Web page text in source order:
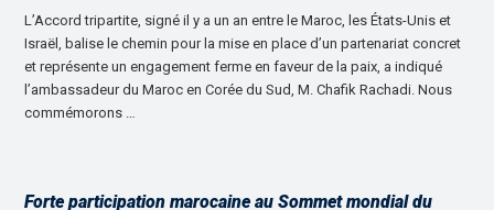
L’Accord tripartite, signé il y a un an entre le Maroc, les États-Unis et
Israël, balise le chemin pour la mise en place d’un partenariat concret
et représente un engagement ferme en faveur de la paix, a indiqué
l’ambassadeur du Maroc en Corée du Sud, M. Chafik Rachadi. Nous
commémorons …
Forte participation marocaine au Sommet mondial du